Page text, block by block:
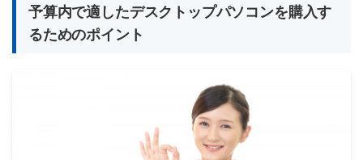
予算内で適したデスクトップパソコンを購入す
るためのポイント